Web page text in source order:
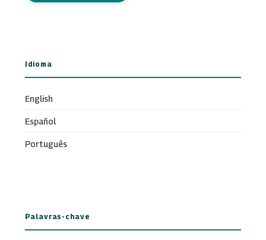
Idioma
English
Español
Português
Palavras-chave